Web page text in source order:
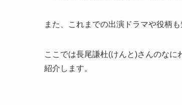
また、これまでの出演ドラマや役柄も
ここでは長尾謙杜(けんと)さんのな
紹介します。